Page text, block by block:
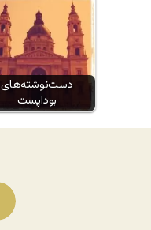
دست‌نوشته‌های
بوداپست